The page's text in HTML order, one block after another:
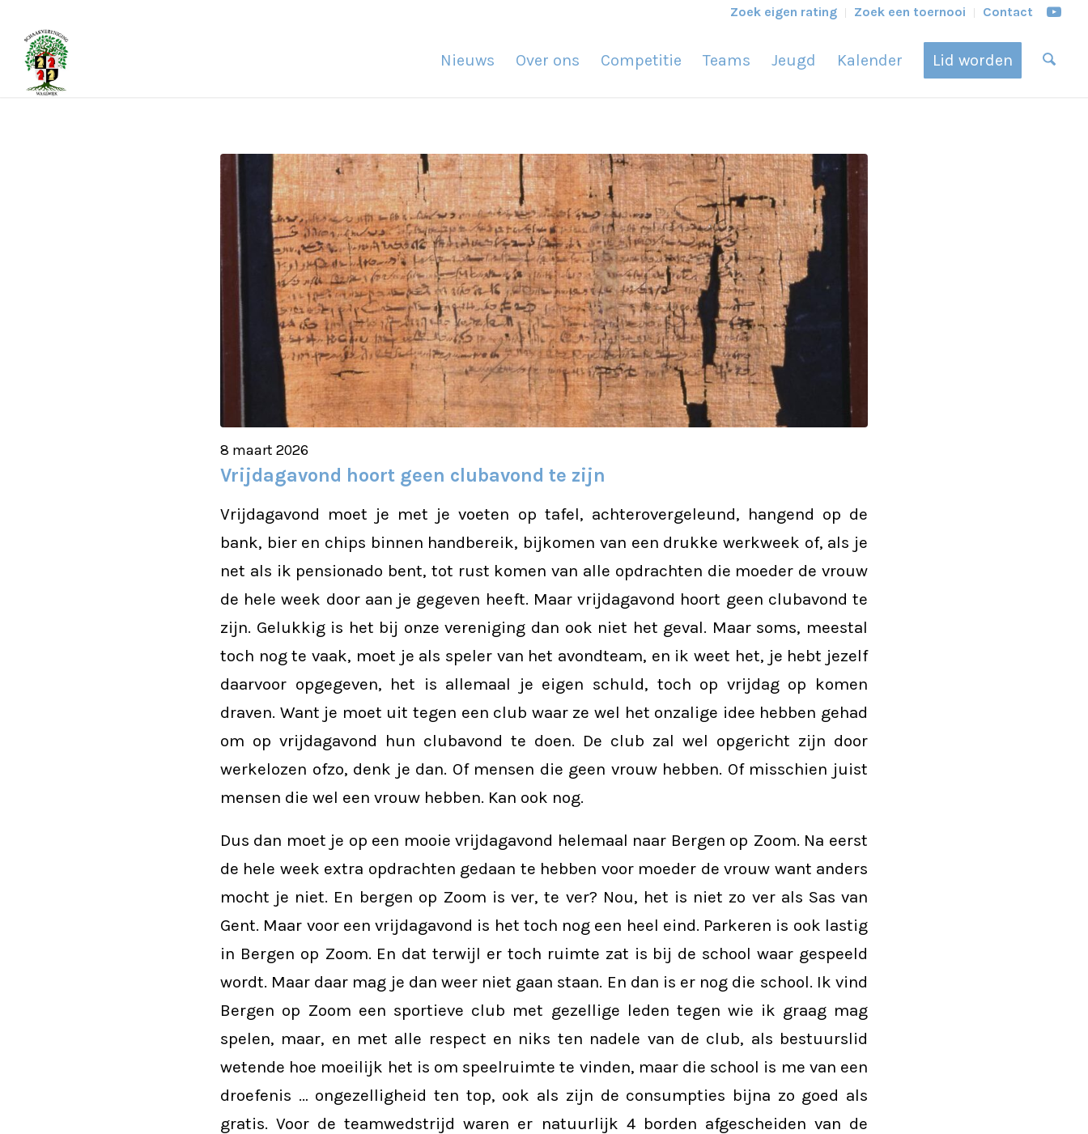
Zoek eigen rating Zoek een toernooi Contact
Nieuws Over ons Competitie Teams Jeugd Kalender Lid worden
8 maart 2026
Vrijdagavond hoort geen clubavond te zijn
Vrijdagavond moet je met je voeten op tafel, achterovergeleund, hangend op de
bank, bier en chips binnen handbereik, bijkomen van een drukke werkweek of, als je
net als ik pensionado bent, tot rust komen van alle opdrachten die moeder de vrouw
de hele week door aan je gegeven heeft. Maar vrijdagavond hoort geen clubavond te
zijn. Gelukkig is het bij onze vereniging dan ook niet het geval. Maar soms, meestal
toch nog te vaak, moet je als speler van het avondteam, en ik weet het, je hebt jezelf
daarvoor opgegeven, het is allemaal je eigen schuld, toch op vrijdag op komen
draven. Want je moet uit tegen een club waar ze wel het onzalige idee hebben gehad
om op vrijdagavond hun clubavond te doen. De club zal wel opgericht zijn door
werkelozen ofzo, denk je dan. Of mensen die geen vrouw hebben. Of misschien juist
mensen die wel een vrouw hebben. Kan ook nog.
Dus dan moet je op een mooie vrijdagavond helemaal naar Bergen op Zoom. Na eerst
de hele week extra opdrachten gedaan te hebben voor moeder de vrouw want anders
mocht je niet. En bergen op Zoom is ver, te ver? Nou, het is niet zo ver als Sas van
Gent. Maar voor een vrijdagavond is het toch nog een heel eind. Parkeren is ook lastig
in Bergen op Zoom. En dat terwijl er toch ruimte zat is bij de school waar gespeeld
wordt. Maar daar mag je dan weer niet gaan staan. En dan is er nog die school. Ik vind
Bergen op Zoom een sportieve club met gezellige leden tegen wie ik graag mag
spelen, maar, en met alle respect en niks ten nadele van de club, als bestuurslid
wetende hoe moeilijk het is om speelruimte te vinden, maar die school is me van een
droefenis … ongezelligheid ten top, ook als zijn de consumpties bijna zo goed als
gratis. Voor de teamwedstrijd waren er natuurlijk 4 borden afgescheiden van de